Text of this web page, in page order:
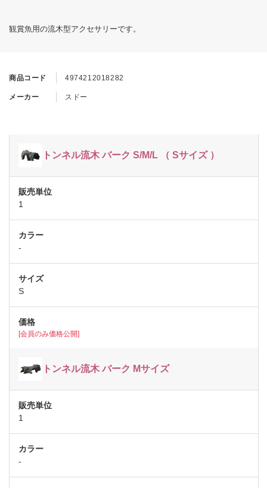
商品コード 4974212018282
メーカー スドー
トンネル流木 バーク S/M/L （ Sサイズ ）
1
-
S
[会員のみ価格公開]
トンネル流木 バーク Mサイズ
1
-
観賞魚用の流木型アクセサリーです。